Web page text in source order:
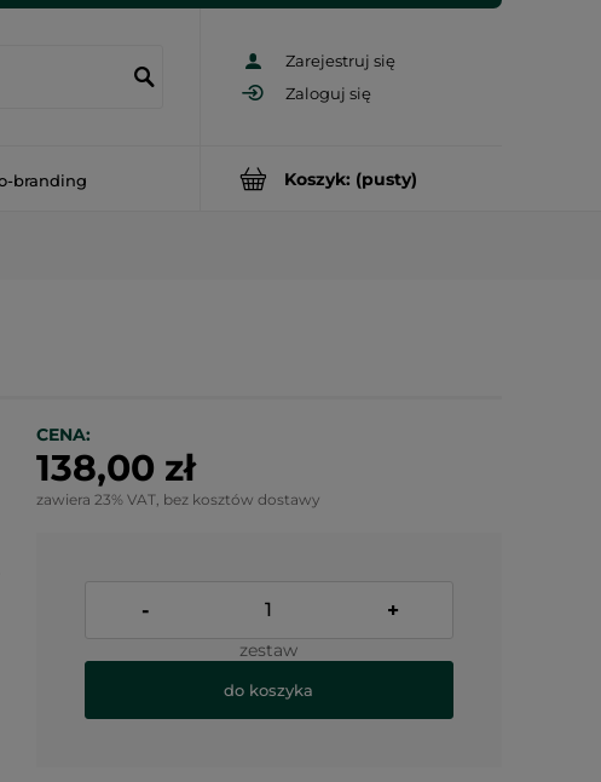
Zarejestruj się
Zaloguj się
Koszyk: (pusty)
branding
CENA:
138,00 zł
zawiera 23% VAT, bez kosztów dostawy
- +
zestaw
do koszyka